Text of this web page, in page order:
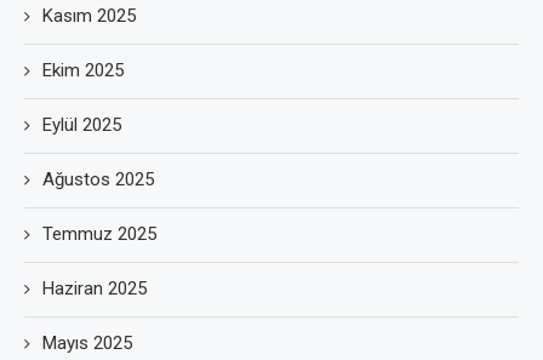
Kasım 2025
Ekim 2025
Eylül 2025
Ağustos 2025
Temmuz 2025
Haziran 2025
Mayıs 2025